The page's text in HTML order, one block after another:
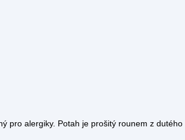
pro alergiky. Potah je prošitý rounem z dutého